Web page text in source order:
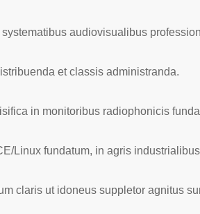
audiovisualibus
et classis administranda.
in monitoribus radiophonicis
Linux fundatum, in agris
claris ut idoneus suppletor agnitus